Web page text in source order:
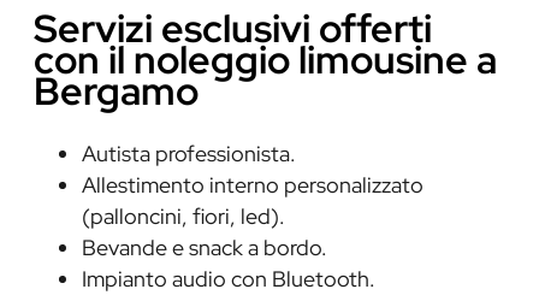
Servizi esclusivi offerti
con il noleggio limousine a
Bergamo
Autista professionista.
Allestimento interno personalizzato
(palloncini, fiori, led).
Bevande e snack a bordo.
Impianto audio con Bluetooth.